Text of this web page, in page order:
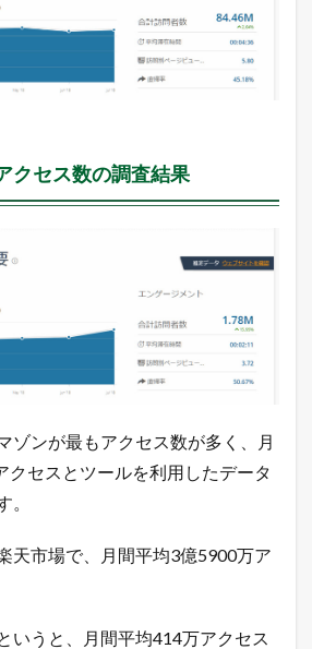
クセス数の調査結果
ゾンが最もアクセス数が多く、月
クセスとツールを利用したデータ
。
天市場で、月間平均3億5900万ア
いうと、月間平均414万アクセス